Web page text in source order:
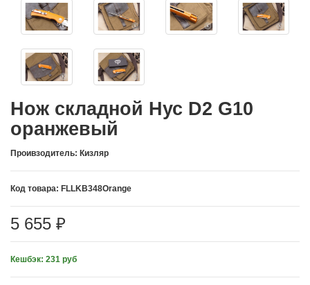
Нож складной Нус D2 G10
оранжевый
Проивзодитель: Кизляр
Код товара: FLLKB348Orange
5 655 ₽
Кешбэк: 231 руб